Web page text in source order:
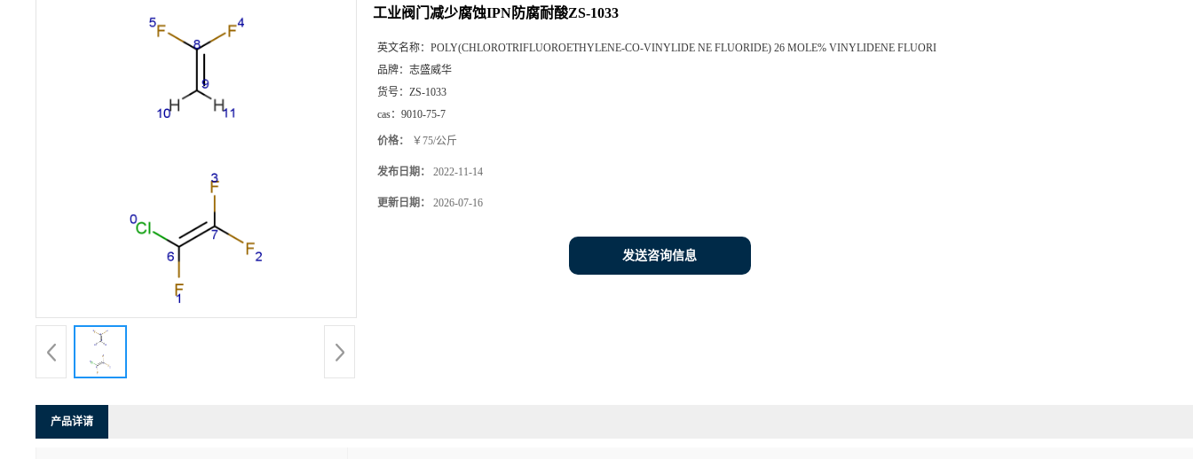
工业阀门减少腐蚀IPN防腐耐酸ZS-1033
英文名称： POLY(CHLOROTRIFLUOROETHYLENE-CO-VINYLIDE NE FLUORIDE) 26 MOLE% VINYLIDENE FLUORI
品牌： 志盛威华
货号： ZS-1033
cas： 9010-75-7
价格： ￥75/公斤
发布日期： 2022-11-14
更新日期： 2026-07-16
发送咨询信息
产品详请